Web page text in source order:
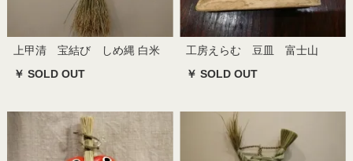
上甲清 宝結び しめ縄 白米
￥ SOLD OUT
工房えらむ 豆皿 富士山
￥ SOLD OUT